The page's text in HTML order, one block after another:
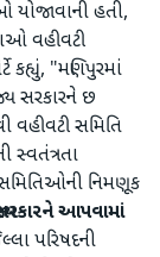
યોજાવાની હતી,
વહીવટી
કહ્યું, "મણિપુરમાં
સરકારને છ
વહીવટી સમિતિ
સ્વતંત્રતા
નિમણૂક
સરકારને આપવામાં
પરિષદની